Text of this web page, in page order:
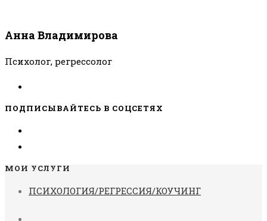
Анна Владимирова
Психолог, регрессолог
ПОДПИСЫВАЙТЕСЬ В СОЦСЕТЯХ
МОИ УСЛУГИ
ПСИХОЛОГИЯ/РЕГРЕССИЯ/КОУЧИНГ